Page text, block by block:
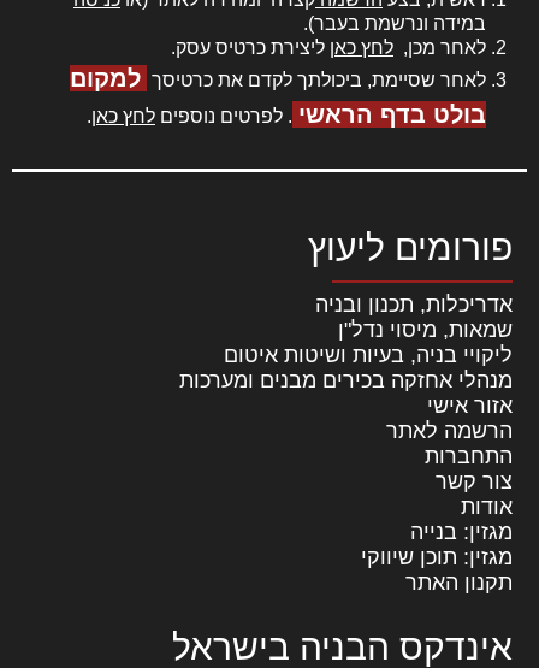
במידה ונרשמת בעבר).
לאחר מכן, לחץ כאן ליצירת כרטיס עסק.
לאחר שסיימת, ביכולתך לקדם את כרטיסך למקום
בולט בדף הראשי . לפרטים נוספים לחץ כאן.
פורומים ליעוץ
אדריכלות, תכנון ובניה
שמאות, מיסוי נדל"ן
ליקויי בניה, בעיות ושיטות איטום
מנהלי אחזקה בכירים מבנים ומערכות
אזור אישי
הרשמה לאתר
התחברות
צור קשר
אודות
מגזין: בנייה
מגזין: תוכן שיווקי
תקנון האתר
אינדקס הבניה בישראל